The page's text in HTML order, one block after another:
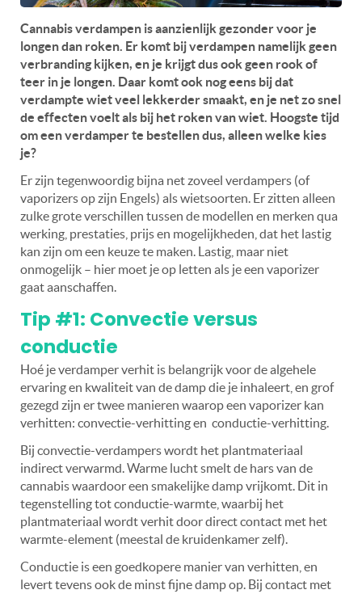
Cannabis verdampen is aanzienlijk gezonder voor je
longen dan roken. Er komt bij verdampen namelijk geen
verbranding kijken, en je krijgt dus ook geen rook of
teer in je longen. Daar komt ook nog eens bij dat
verdampte wiet veel lekkerder smaakt, en je net zo snel
de effecten voelt als bij het roken van wiet. Hoogste tijd
om een verdamper te bestellen dus, alleen welke kies
je?
Er zijn tegenwoordig bijna net zoveel verdampers (of
vaporizers op zijn Engels) als wietsoorten. Er zitten alleen
zulke grote verschillen tussen de modellen en merken qua
werking, prestaties, prijs en mogelijkheden, dat het lastig
kan zijn om een keuze te maken. Lastig, maar niet
onmogelijk – hier moet je op letten als je een vaporizer
gaat aanschaffen.
Tip #1: Convectie versus
conductie
Hoé je verdamper verhit is belangrijk voor de algehele
ervaring en kwaliteit van de damp die je inhaleert, en grof
gezegd zijn er twee manieren waarop een vaporizer kan
verhitten: convectie-verhitting en conductie-verhitting.
Bij convectie-verdampers wordt het plantmateriaal
indirect verwarmd. Warme lucht smelt de hars van de
cannabis waardoor een smakelijke damp vrijkomt. Dit in
tegenstelling tot conductie-warmte, waarbij het
plantmateriaal wordt verhit door direct contact met het
warmte-element (meestal de kruidenkamer zelf).
Conductie is een goedkopere manier van verhitten, en
levert tevens ook de minst fijne damp op. Bij contact met